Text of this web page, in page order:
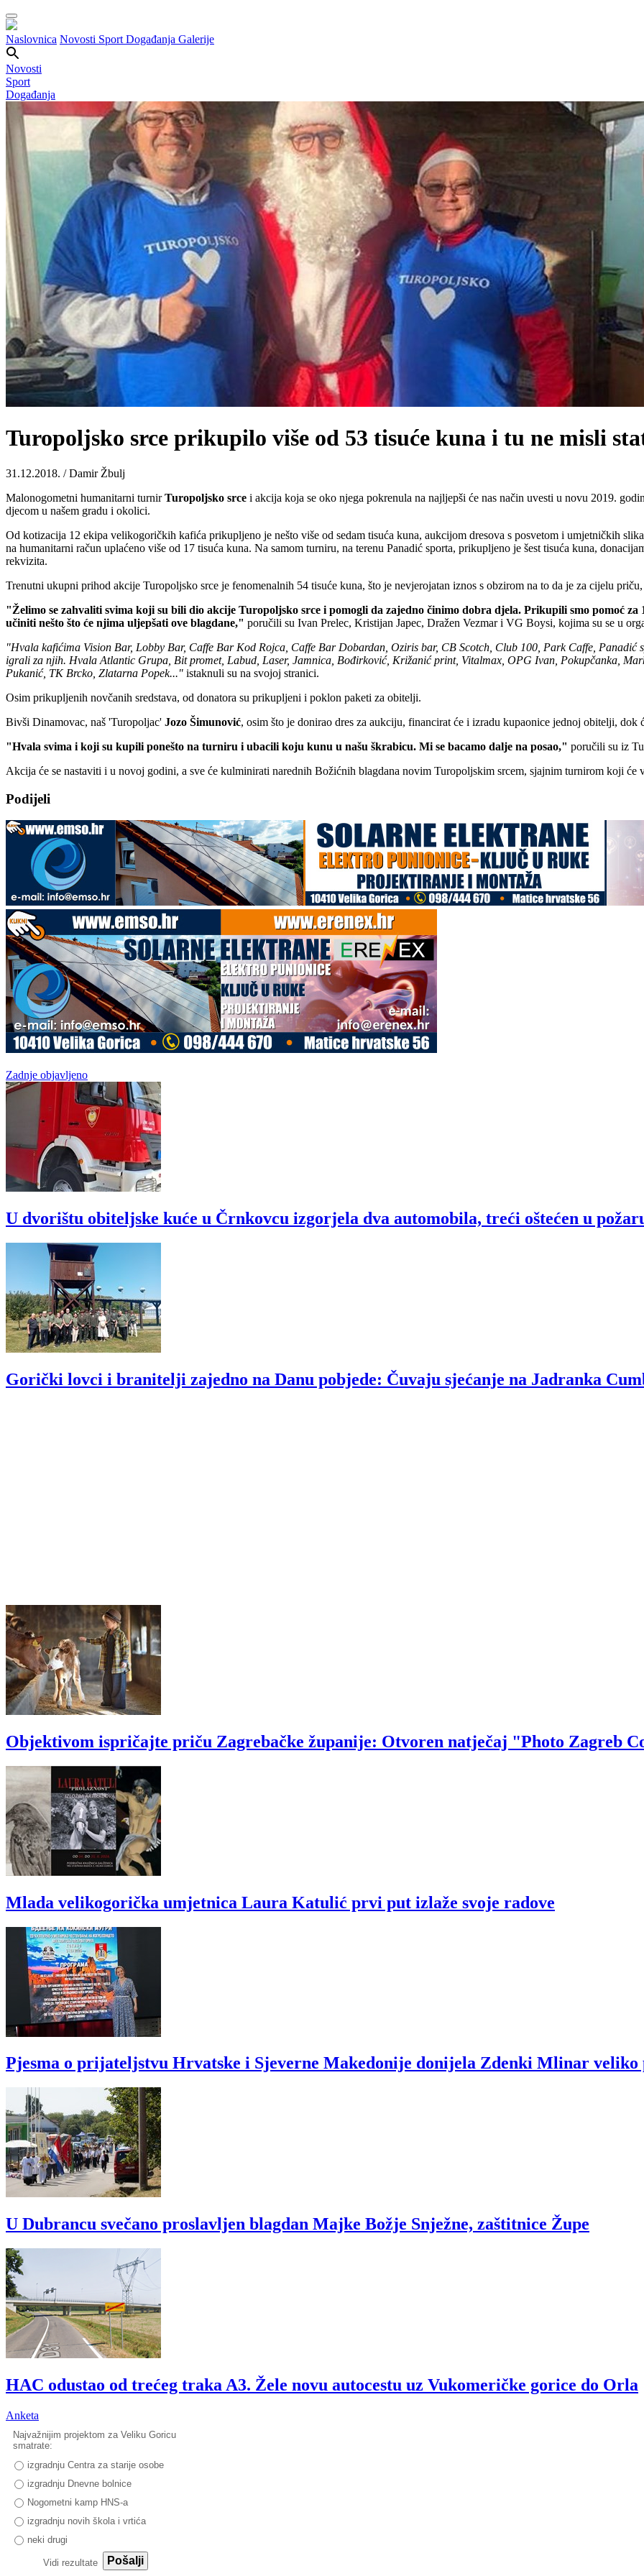
Naslovnica Novosti Sport Događanja Galerije
Novosti
Sport
Događanja
Turopoljsko srce prikupilo više od 53 tisuće kuna i tu ne misli
31.12.2018. / Damir Žbulj
Malonogometni humanitarni turnirTuropoljsko srce i akcija koja se oko njega pokrenula na najljepši će nas način uvesti u novu 2019.
djecom u našem gradu i okolici.
Od kotizacija 12 ekipa velikogoričkih kafića prikupljeno je nešto više od sedam tisuća kuna, aukcijom dresova s posvetom i umjetničkih
na humanitarni račun uplaćeno više od 17 tisuća kuna. Na samom turniru, na terenu Panadić sporta, prikupljeno je šest tisuća kuna,
rekvizita.
Trenutni ukupni prihod akcije Turopoljsko srce je fenomenalnih 54 tisuće kuna, što je nevjerojatan iznos s obzirom na to da je za cijelu
"Želimo se zahvaliti svima koji su bili dio akcije Turopoljsko srce i pomogli da zajedno činimo dobra djela. Prikupili smo pomoć
učiniti nešto što će njima uljepšati ove blagdane," poručili su Ivan Prelec, Kristijan Japec, Dražen Vezmar i VG Boysi, kojima su se u
"Hvala kafićima Vision Bar, Lobby Bar, Caffe Bar Kod Rojca, Caffe Bar Dobardan, Oziris bar, CB Scotch, Club 100, Park Caffe,
igrali za njih. Hvala Atlantic Grupa, Bit promet, Labud, Laser, Jamnica, Bođirković, Križanić print, Vitalmax, OPG Ivan, Pokupčanka,
Pukanić, TK Brcko, Zlatarna Popek..." istaknuli su na svojoj stranici.
Osim prikupljenih novčanih sredstava, od donatora su prikupljeni i poklon paketi za obitelji.
Bivši Dinamovac, naš 'Turopoljac' Jozo Šimunović, osim što je donirao dres za aukciju, financirat će i izradu kupaonice jednoj obitelji,
"Hvala svima i koji su kupili ponešto na turniru i ubacili koju kunu u našu škrabicu. Mi se bacamo dalje na posao," poručili su iz
Akcija će se nastaviti i u novoj godini, a sve će kulminirati narednih Božićnih blagdana novim Turopoljskim srcem, sjajnim turnirom koji će
Podijeli
Zadnje objavljeno
U dvorištu obiteljske kuće u Črnkovcu izgorjela dva automobila, treći oštećen u
Gorički lovci i branitelji zajedno na Danu pobjede: Čuvaju sjećanje na Jadranka
Objektivom ispričajte priču Zagrebačke županije: Otvoren natječaj "Photo Zagreb
Mlada velikogorička umjetnica Laura Katulić prvi put izlaže svoje radove
Pjesma o prijateljstvu Hrvatske i Sjeverne Makedonije donijela Zdenki Mlinar veliko
U Dubrancu svečano proslavljen blagdan Majke Božje Snježne, zaštitnice Župe
HAC odustao od trećeg traka A3. Žele novu autocestu uz Vukomeričke gorice do Orla
Anketa
Najvažnijim projektom za Veliku Goricu
smatrate:
izgradnju Centra za starije osobe
izgradnju Dnevne bolnice
Nogometni kamp HNS-a
izgradnju novih škola i vrtića
neki drugi
Vidi rezultate Pošalji